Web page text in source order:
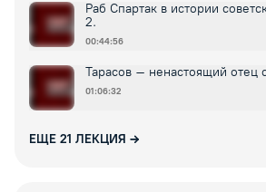
Раб Спартак в истории
2.
00:44:56
Тарасов – ненастоящий отец
01:06:32
ЕЩЕ 21 ЛЕКЦИЯ